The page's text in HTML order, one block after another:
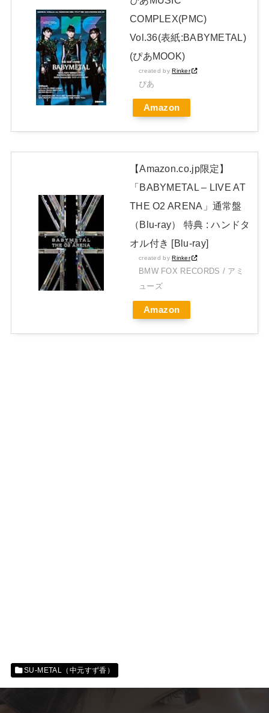
ｗｗｗｗｗｗｗｗｗｗｗｗｗｗｗ
日本独自企画・限定生産盤「METAL FORTH (DELUXE
JAPAN EDITION)」着弾
【BABYMETAL】METAL FORTH DELUXE JAPAN EDITION
開封レビュー!
COMPLEX(PMC)
Vol.36(表紙:BABYMETAL)
(ぴあMOOK)
created byRinker
ぴあ
Amazon
【Amazon.co.jp限定】
「BABYMETAL – LIVE AT
THE O2 ARENA」通常盤
（Blu-ray） 特典 : ハンドタ
オル付き [Blu-ray]
created byRinker
BMW FOX RECORDS / アミ
ューズ
Amazon
SU-METAL（中元すず香）